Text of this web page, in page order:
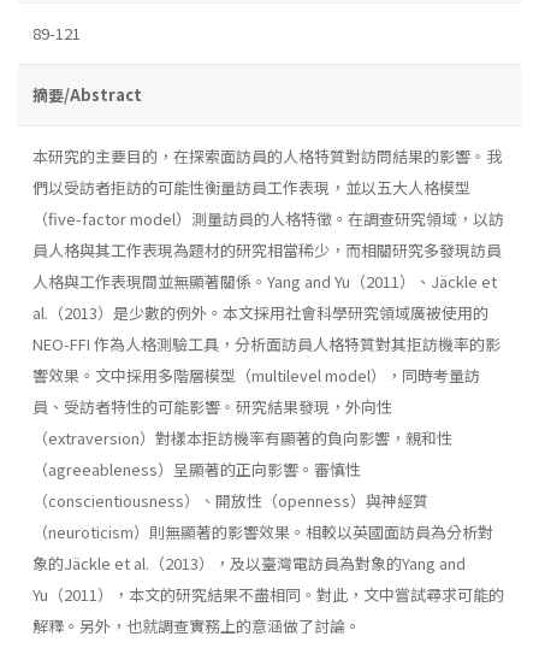
89-121
摘要/Abstract
本研究的主要目的，在探索面訪員的人格特質對訪問結果的影響。我
們以受訪者拒訪的可能性衡量訪員工作表現，並以五大人格模型
（five-factor model）測量訪員的人格特徵。在調查研究領域，以訪
員人格與其工作表現為題材的研究相當稀少，而相關研究多發現訪員
人格與工作表現間並無顯著關係。Yang and Yu（2011）、Jäckle et
al.（2013）是少數的例外。本文採用社會科學研究領域廣被使用的
NEO-FFI 作為人格測驗工具，分析面訪員人格特質對其拒訪機率的影
響效果。文中採用多階層模型（multilevel model），同時考量訪
員、受訪者特性的可能影響。研究結果發現，外向性
（extraversion）對樣本拒訪機率有顯著的負向影響，親和性
（agreeableness）呈顯著的正向影響。審慎性
（conscientiousness）、開放性（openness）與神經質
（neuroticism）則無顯著的影響效果。相較以英國面訪員為分析對
象的Jäckle et al.（2013），及以臺灣電訪員為對象的Yang and
Yu（2011），本文的研究結果不盡相同。對此，文中嘗試尋求可能的
解釋。另外，也就調查實務上的意涵做了討論。